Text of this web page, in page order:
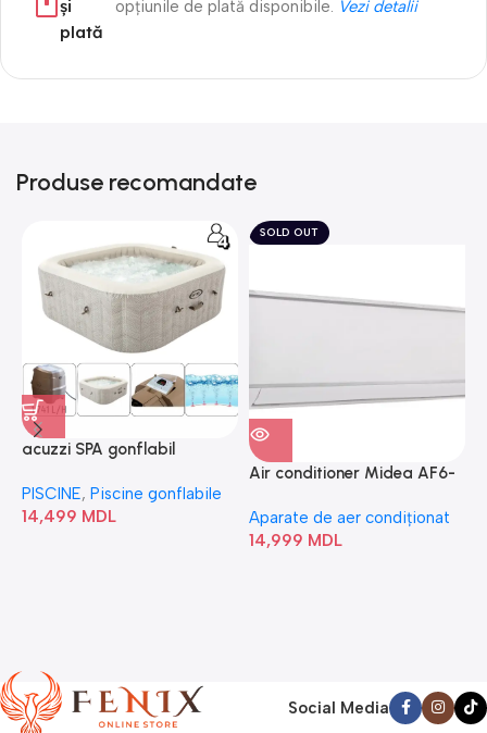
și
plată
opțiunile de plată disponibile. Vezi detalii
Produse recomandate
acuzzi SPA gonflabil
Bubble” 28446
PISCINE, Piscine gonflabile
14,499 MDL
SOLD OUT
Air conditioner Midea AF6-
Aparate de aer condiționat
14,999 MDL
Social Media